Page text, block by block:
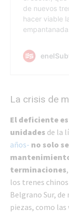
La crisis de
El deficiente
unidades de la
años- no solo
terminaciones
los trenes
Belgrano Sur,
piezas, como